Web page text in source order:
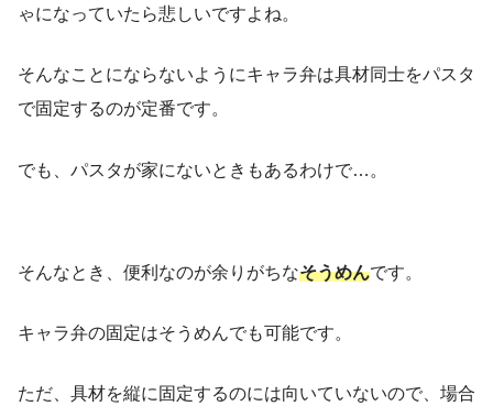
ゃになっていたら悲しいですよね。
そんなことにならないようにキャラ弁は具材同士をパスタ
で固定するのが定番です。
でも、パスタが家にないときもあるわけで…。
そんなとき、便利なのが余りがちなそうめんです。
キャラ弁の固定はそうめんでも可能です。
ただ、具材を縦に固定するのには向いていないので、場合